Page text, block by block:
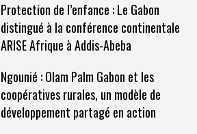
Protection de l’enfance : Le Gabon
distingué à la conférence continentale
ARISE Afrique à Addis-Abeba
Ngounié : Olam Palm Gabon et les
coopératives rurales, un modèle de
développement partagé en action